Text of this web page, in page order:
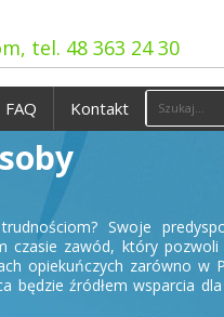
tel. 48 363 24 30
FAQ Kontakt
Swoje
czasie zawód, który pozwoli
opiekuńczych zarówno w
będzie źródłem wsparcia